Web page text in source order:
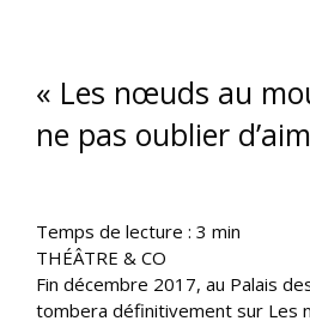
« Les nœuds au
ne pas oublier
Temps de lecture : 3 min
THÉÂTRE & CO
Fin décembre 2017, au Palais
tombera définitivement sur Les